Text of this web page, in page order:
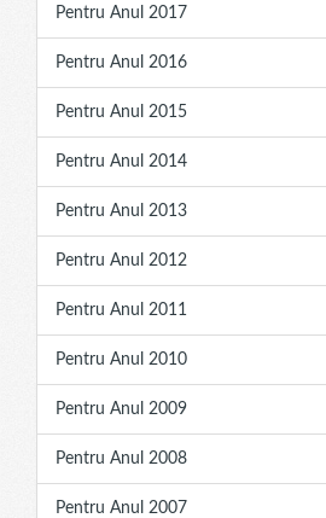
Pentru Anul 2017
Pentru Anul 2016
Pentru Anul 2015
Pentru Anul 2014
Pentru Anul 2013
Pentru Anul 2012
Pentru Anul 2011
Pentru Anul 2010
Pentru Anul 2009
Pentru Anul 2008
Pentru Anul 2007